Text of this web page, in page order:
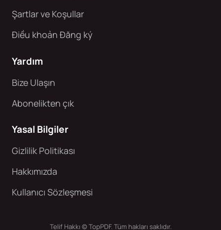
Şartlar ve Koşullar
Điều khoản Đăng ký
Yardım
Bize Ulaşın
Abonelikten çık
Yasal Bilgiler
Gizlilik Politikası
Hakkımızda
Kullanıcı Sözleşmesi
Telif Hakkı © TopPDF. Tüm hakları saklıdır.